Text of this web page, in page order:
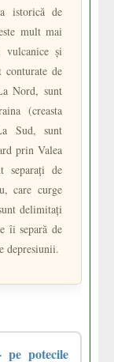
istorică de
mult mai
vulcanice și
conturate de
Nord, sunt
(creasta
Sud, sunt
prin Valea
separați de
care curge
delimitați
îi separă de
depresiunii.
potecile